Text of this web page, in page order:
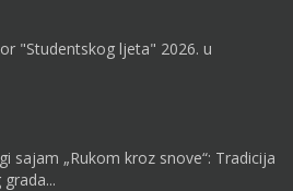
"Studentskog ljeta" 2026. u
sajam „Rukom kroz snove“: Tradicija